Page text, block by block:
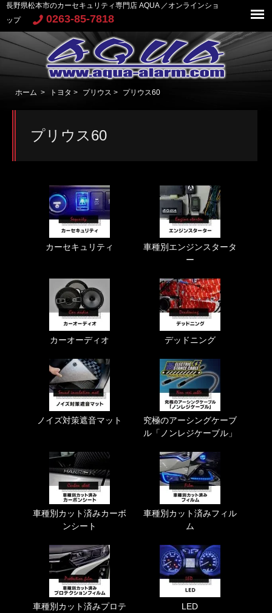
長野県松本市のカーセキュリティ専門店 AQUA ／オンラインショ
ップ
0263-85-7818
ホーム > トヨタ > プリウス > プリウス60
プリウス60
カーセキュリティ
車種別エンジンスタータ
ー
カーオーディオ デッドニング
ノイズ対策遮音マット
究極のアーシングケーブ
ル「ノンレジケーブル」
車種別カット済みカーボ
ンシート
車種別カット済みフィル
ム
車種別カット済みプロテ
LED